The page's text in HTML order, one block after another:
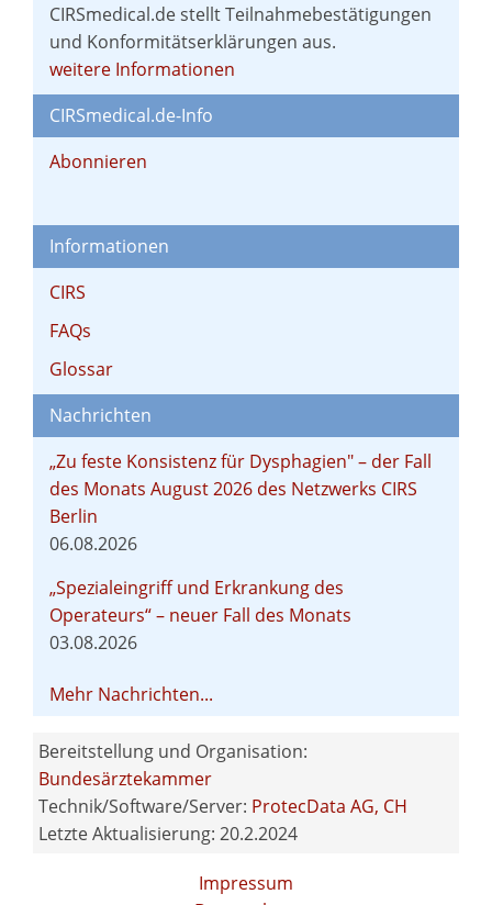
CIRSmedical.de stellt Teilnahmebestätigungen
und Konformitätserklärungen aus.
weitere Informationen
CIRSmedical.de-Info
Abonnieren
Informationen
CIRS
FAQs
Glossar
Nachrichten
„Zu feste Konsistenz für Dysphagien" – der Fall
des Monats August 2026 des Netzwerks CIRS
Berlin
06.08.2026
„Spezialeingriff und Erkrankung des
Operateurs“ – neuer Fall des Monats
03.08.2026
Mehr Nachrichten...
Letzte Aktualisierung: 20.2.2024
Bereitstellung und Organisation:
Bundesärztekammer
Technik/Software/Server: ProtecData AG, CH
Impressum